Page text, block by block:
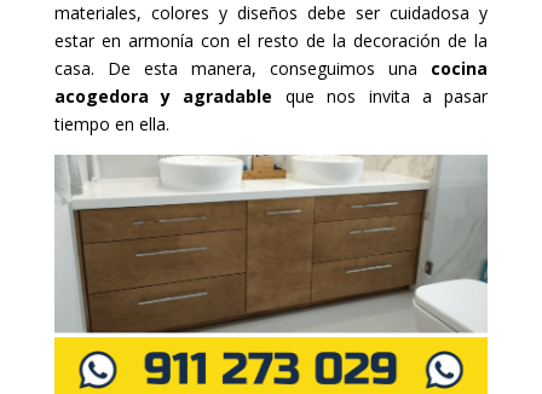
materiales, colores y diseños debe ser cuidadosa y
estar en armonía con el resto de la decoración de la
casa. De esta manera, conseguimos una cocina
acogedora y agradable que nos invita a pasar
tiempo en ella.